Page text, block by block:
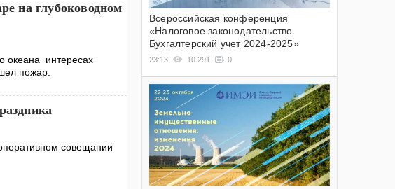
на глубоководном
океана интересах
пожар.
совещании
Всероссийская конференция
«Налоговое законодательство.
Бухгалтерский учет 2024-2025»
23:13 10 291 0